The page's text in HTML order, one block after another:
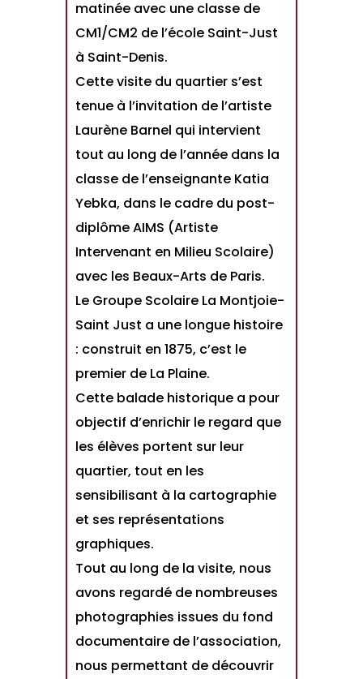
matinée avec une classe de
CM1/CM2 de l’école Saint-Just
à Saint-Denis.
Cette visite du quartier s’est
tenue à l’invitation de l’artiste
Laurène Barnel qui intervient
tout au long de l’année dans la
classe de l’enseignante Katia
Yebka, dans le cadre du post-
diplôme AIMS (Artiste
Intervenant en Milieu Scolaire)
avec les Beaux-Arts de Paris.
Le Groupe Scolaire La Montjoie-
Saint Just a une longue histoire
: construit en 1875, c’est le
premier de La Plaine.
Cette balade historique a pour
objectif d’enrichir le regard que
les élèves portent sur leur
quartier, tout en les
sensibilisant à la cartographie
et ses représentations
graphiques.
Tout au long de la visite, nous
avons regardé de nombreuses
photographies issues du fond
documentaire de l’association,
nous permettant de découvrir